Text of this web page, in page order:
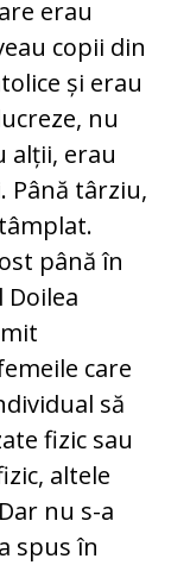
erau
copii din
și erau
nu
alții, erau
Până târziu,
până în
Doilea
care
să
fizic sau
altele
nu s-a
spus în